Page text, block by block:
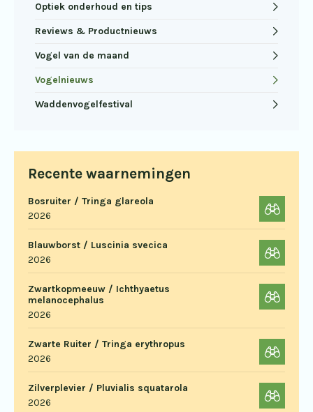
Optiek onderhoud en tips
Reviews & Productnieuws
Vogel van de maand
Vogelnieuws
Waddenvogelfestival
Recente waarnemingen
Bosruiter / Tringa glareola
2026
Blauwborst / Luscinia svecica
2026
Zwartkopmeeuw / Ichthyaetus
melanocephalus
2026
Zwarte Ruiter / Tringa erythropus
2026
Zilverplevier / Pluvialis squatarola
2026